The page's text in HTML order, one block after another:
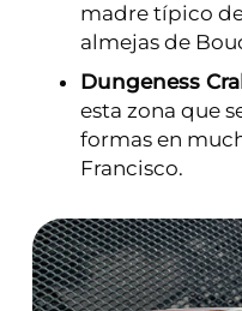
madre típico
almejas de
Dungeness
esta zona que
formas en
Francisco.